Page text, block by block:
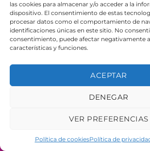
las cookies para almacenar y/o acceder a la
dispositivo. El consentimiento de estas
procesar datos como el comportamiento de
identificaciones únicas en este sitio. No
consentimiento, puede afectar negativamente
características y funciones.
ACEPTAR
DENEGAR
VER PREFERENCIAS
Política de cookiesPolítica de
AVISO LEGAL
POLÍTICA DE
POLÍTICA DE COOKIES